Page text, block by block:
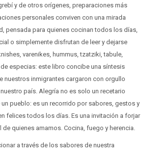
y de otros orígenes, preparaciones más
personales conviven con una mirada
pensada para quienes cocinan todos los días,
o simplemente disfrutan de leer y dejarse
varenikes, hummus, tzatziki, tabule,
especias: este libro concibe una síntesis
nuestros inmigrantes cargaron con orgullo
país. Alegría no es solo un recetario
pueblo: es un recorrido por sabores, gestos y
felices todos los días. Es una invitación a forjar
quienes amamos. Cocina, fuego y herencia.
a través de los sabores de nuestra